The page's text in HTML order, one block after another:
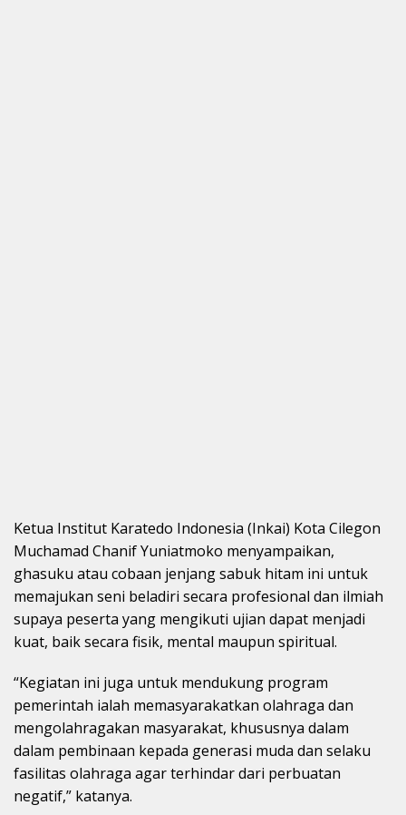
Ketua Institut Karatedo Indonesia (Inkai) Kota Cilegon
Muchamad Chanif Yuniatmoko menyampaikan,
ghasuku atau cobaan jenjang sabuk hitam ini untuk
memajukan seni beladiri secara profesional dan ilmiah
supaya peserta yang mengikuti ujian dapat menjadi
kuat, baik secara fisik, mental maupun spiritual.
“Kegiatan ini juga untuk mendukung program
pemerintah ialah memasyarakatkan olahraga dan
mengolahragakan masyarakat, khususnya dalam
dalam pembinaan kepada generasi muda dan selaku
fasilitas olahraga agar terhindar dari perbuatan
negatif,” katanya.